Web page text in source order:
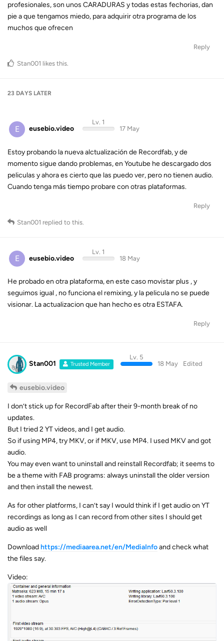
profesionales, son unos CARADURAS y todas estas fechorias, dan
pie a que tengamos miedo, para adquirir otra programa de los
muchos que ofrecen
Reply
Stan001 likes this.
23 DAYS LATER
E eusebio.video
Lv. 1
17 May
Estoy probando la nueva alctualización de Recordfab, y de
momento sigue dando problemas, en Youtube he descargado dos
peliculas y ahora es cierto que las puedo ver, pero no tienen audio.
Cuando tenga más tiempo probare con otras plataformas.
Reply
Stan001 replied to this.
E eusebio.video
Lv. 1
18 May
He probado en otra plataforma, en este caso movistar plus , y
seguimos igual , no funciona el remixing, y la pelicula no se puede
visionar. La actualizacion que han hecho es otra ESTAFA.
Reply
Stan001 Trusted Member
Lv. 5
18 May
Edited
eusebio.video
I don’t stick up for RecordFab after their 9-month break of no
updates.
But I tried 2 YT videos, and I get audio.
So if using MP4, try MKV, or if MKV, use MP4. I used MKV and got
audio.
You may even want to uninstall and reinstall Recordfab; it seems to
be a theme with FAB programs: always uninstall the older version
and then install the newest.
As for other platforms, I can’t say I would think if I get audio on YT
recordings as long as I can record from other sites I should get
audio as well
Downloadhttps://mediaarea.net/en/MediaInfoand check what
the files say.
Video: